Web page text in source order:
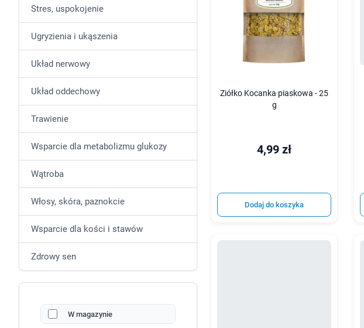
Stres, uspokojenie
Ugryzienia i ukąszenia
Układ nerwowy
Układ oddechowy
Trawienie
Wsparcie dla metabolizmu glukozy
Wątroba
Włosy, skóra, paznokcie
Wsparcie dla kości i stawów
Zdrowy sen
W magazynie
Ziółko Kocanka piaskowa - 25
g
4,99 zł
Dodaj do koszyka